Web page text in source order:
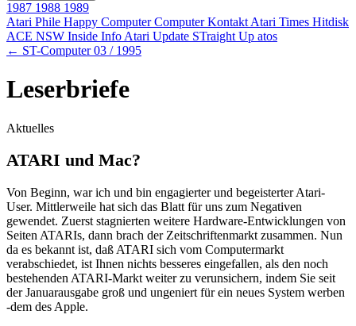
1987 1988 1989
Atari Phile Happy ComputerComputer Kontakt Atari Times Hitdisk
ACE NSW Inside Info Atari Update STraight Up atos
← ST-Computer 03 / 1995
Leserbriefe
Aktuelles
ATARI und Mac?
Von Beginn, war ich und bin engagierter und begeisterter Atari-
User. Mittlerweile hat sich das Blatt für uns zum Negativen
gewendet. Zuerst stagnierten weitere Hardware-Entwicklungen von
Seiten ATARIs, dann brach der Zeitschriftenmarkt zusammen. Nun
da es bekannt ist, daß ATARI sich vom Computermarkt
verabschiedet, ist Ihnen nichts besseres eingefallen, als den noch
bestehenden ATARI-Markt weiter zu verunsichern, indem Sie seit
der Januarausgabe groß und ungeniert für ein neues System werben
-dem des Apple.